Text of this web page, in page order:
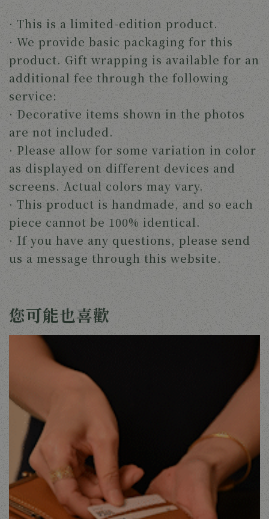
· This is a limited-edition product.
· We provide basic packaging for this
product. Gift wrapping is available for an
additional fee through the following
service:
· Decorative items shown in the photos
are not included.
· Please allow for some variation in color
as displayed on different devices and
screens. Actual colors may vary.
· This product is handmade, and so each
piece cannot be 100% identical.
· If you have any questions, please send
us a message through this website.
您可能也喜歡